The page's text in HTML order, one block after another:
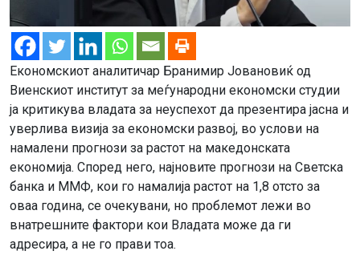
Економскиот аналитичар Бранимир Јовановиќ од
Виенскиот институт за меѓународни економски студии
ја критикува владата за неуспехот да презентира јасна и
уверлива визија за економски развој, во услови на
намалени прогнози за растот на македонската
економија. Според него, најновите прогнози на Светска
банка и ММФ, кои го намалија растот на 1,8 отсто за
оваа година, се очекувани, но проблемот лежи во
внатрешните фактори кои Владата може да ги
адресира, а не го прави тоа.